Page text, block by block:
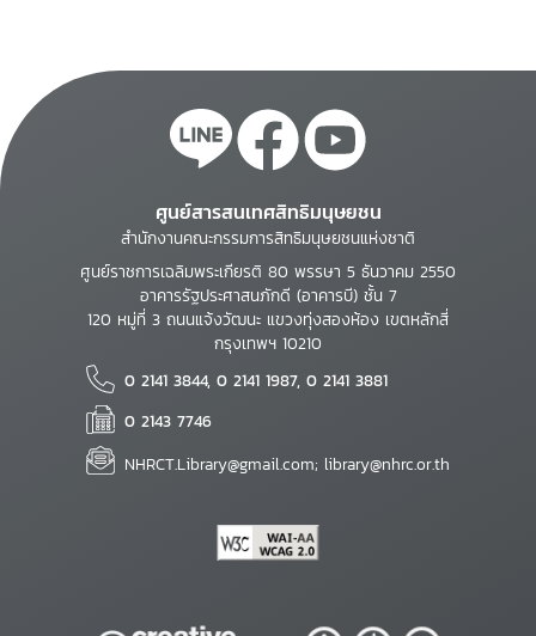
ศูนย์สารสนเทศสิทธิมนุษยชน
สำนักงานคณะกรรมการสิทธิมนุษยชนแห่งชาติ
ศูนย์ราชการเฉลิมพระเกียรติ 80 พรรษา 5 ธันวาคม 2550
อาคารรัฐประศาสนภักดี (อาคารบี) ชั้น 7
120 หมู่ที่ 3 ถนนแจ้งวัฒนะ แขวงทุ่งสองห้อง เขตหลักสี่
กรุงเทพฯ 10210
0 2141 3844, 0 2141 1987, 0 2141 3881
0 2143 7746
NHRCT.Library@gmail.com; library@nhrc.or.th